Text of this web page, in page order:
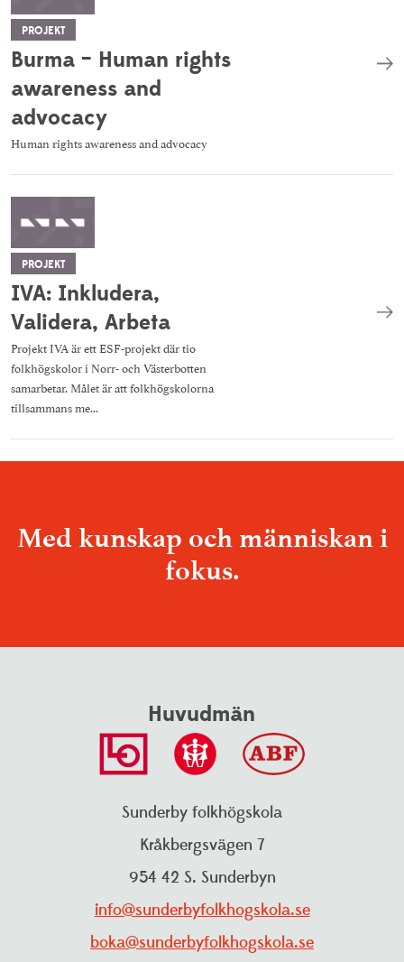
Talande webb Translate
PROJEKT
Burma – Human rights
awareness and
advocacy
Human rights awareness and advocacy
PROJEKT
IVA: Inkludera,
Validera, Arbeta
Projekt IVA är ett ESF-projekt där tio
folkhögskolor i Norr- och Västerbotten
samarbetar. Målet är att folkhögskolorna
tillsammans me...
Med kunskap och människan i
fokus.
Huvudmän
Sunderby folkhögskola
Kråkbergsvägen 7
954 42 S. Sunderbyn
info@sunderbyfolkhogskola.se
boka@sunderbyfolkhogskola.se